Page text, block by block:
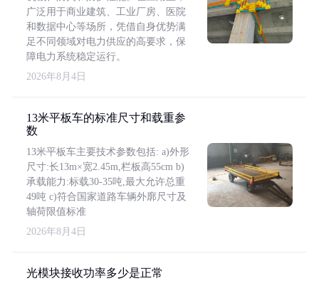
广泛用于商业建筑、工业厂房、医院
和数据中心等场所，凭借自身优势满
足不同领域对电力供应的高要求，保
障电力系统稳定运行。
2026年8月4日
13米平板车的标准尺寸和载重参
数
13米平板车主要技术参数包括: a)外形
尺寸:长13m×宽2.45m,栏板高55cm b)
承载能力:标载30-35吨,最大允许总重
49吨 c)符合国家道路车辆外廓尺寸及
轴荷限值标准
2026年8月4日
光模块接收功率多少是正常